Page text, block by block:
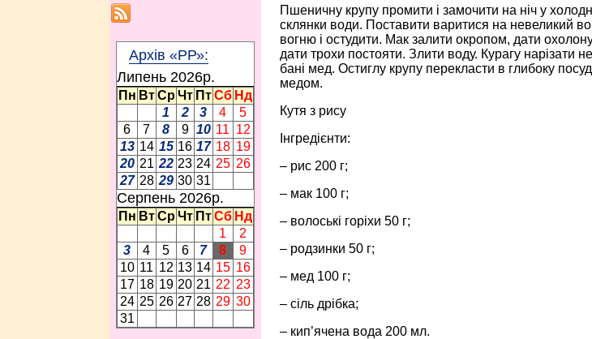
Архів «РР»:
Липень 2026p.
Пн Вт Ср Чт Пт Сб Нд
1
2 3 4
5
6
7 8 9 10 11 12
13 14 15 16 17 18 19
20 21 22 23 24 25 26
27 28 29 30 31
Серпень 2026p.
Пн Вт Ср Чт Пт Сб Нд
1
2
3
4 5 6 7 8
9
10 11 12 13 14 15 16
17 18 19 20 21 22 23
24 25 26 27 28 29 30
31
Пшеничну крупу промити і замочити на ніч у
склянки води. Поставити варитися на невеликий
вогню і остудити. Мак залити окропом, дати
дати трохи постояти. Злити воду. Курагу нарізати
бані мед. Остиглу крупу перекласти в глибоку
медом.
Кутя з рису
Інгредієнти:
– рис 200 г;
– мак 100 г;
– волоські горіхи 50 г;
– родзинки 50 г;
– мед 100 г;
– сіль дрібка;
– кип’ячена вода 200 мл.